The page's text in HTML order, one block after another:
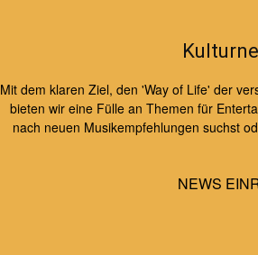
Mit dem klaren Ziel, den 'Way of Life' der
bieten wir eine Fülle an Themen für
nach neuen Musikempfehlungen suchst
NEWS